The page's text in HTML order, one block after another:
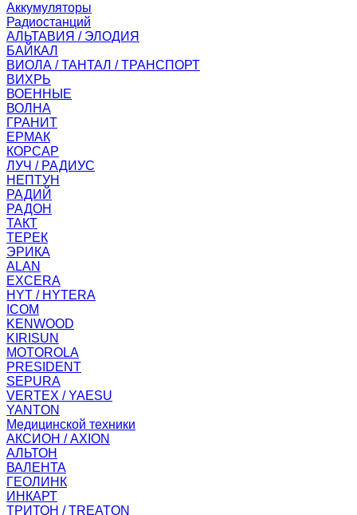
Аккумуляторы
Радиостанций
АЛЬТАВИЯ / ЭЛОДИЯ
БАЙКАЛ
ВИОЛА / ТАНТАЛ / ТРАНСПОРТ
ВИХРЬ
ВОЕННЫЕ
ВОЛНА
ГРАНИТ
ЕРМАК
КОРСАР
ЛУЧ / РАДИУС
НЕПТУН
РАДИЙ
РАДОН
ТАКТ
ТЕРЕК
ЭРИКА
ALAN
EXCERA
HYT / HYTERA
ICOM
KENWOOD
KIRISUN
MOTOROLA
PRESIDENT
SEPURA
VERTEX / YAESU
YANTON
Медицинской техники
АКСИОН / AXION
АЛЬТОН
ВАЛЕНТА
ГЕОЛИНК
ИНКАРТ
ТРИТОН / TREATON